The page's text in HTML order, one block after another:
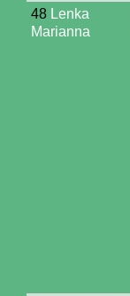
48 Lenka
Marianna